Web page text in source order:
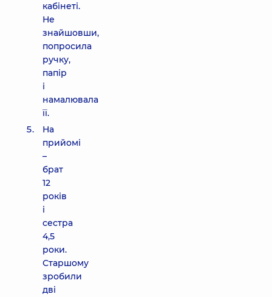
кабінеті.
Не
знайшовши,
попросила
ручку,
папір
і
намалювала
її.
На
прийомі
–
брат
12
років
і
сестра
4,5
роки.
Старшому
зробили
дві